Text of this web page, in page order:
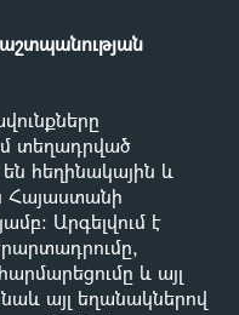
տեղադրված
հեղինակային և
Հայաստանի
: Արգելվում է
և այլ
այլ եղանակներով